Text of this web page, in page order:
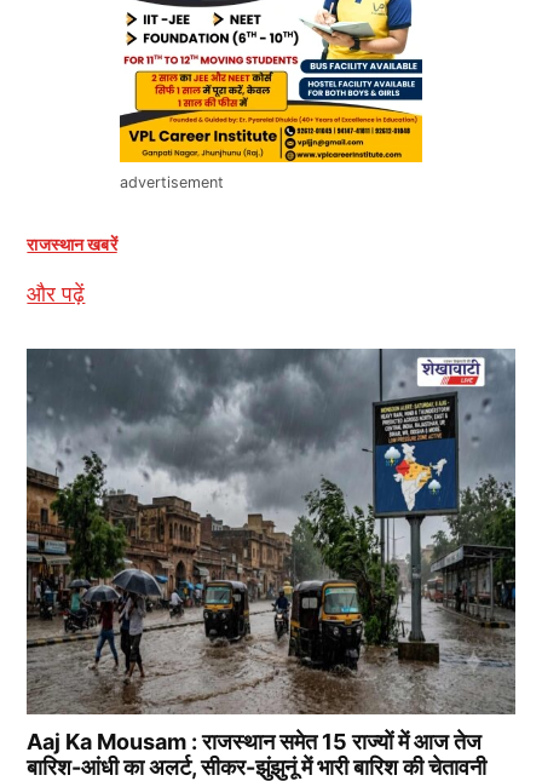
advertisement
राजस्थान खबरें
और पढ़ें
Aaj Ka Mousam : राजस्थान समेत 15 राज्यों में आज तेज
बारिश-आंधी का अलर्ट, सीकर-झुंझुनूं में भारी बारिश की चेतावनी